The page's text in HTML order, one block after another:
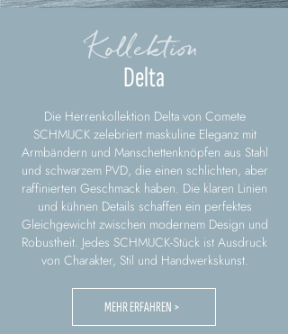
Kollektion
Delta
Die Herrenkollektion Delta von Comete
SCHMUCK zelebriert maskuline Eleganz mit
Armbändern und Manschettenknöpfen aus Stahl
und schwarzem PVD, die einen schlichten, aber
raffinierten Geschmack haben. Die klaren Linien
und kühnen Details schaffen ein perfektes
Gleichgewicht zwischen modernem Design und
Robustheit. Jedes SCHMUCK-Stück ist Ausdruck
von Charakter, Stil und Handwerkskunst.
MEHR ERFAHREN >